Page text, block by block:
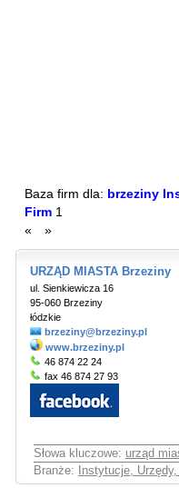
Baza firm dla: brzeziny
Firm 1
«
»
URZĄD MIASTA Brzeziny
ul. Sienkiewicza 16
95-060 Brzeziny
łódzkie
brzeziny@brzeziny.pl
www.brzeziny.pl
46 874 22 24
fax 46 874 27 93
Słowa kluczowe: urząd
Branże:
Instytucje,